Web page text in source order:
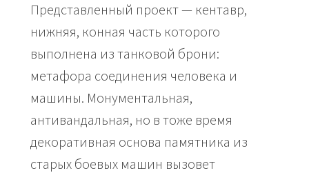
Представленный проект — кентавр,
нижняя, конная часть которого
выполнена из танковой брони:
метафора соединения человека и
машины. Монументальная,
антивандальная, но в тоже время
декоративная основа памятника из
старых боевых машин вызовет